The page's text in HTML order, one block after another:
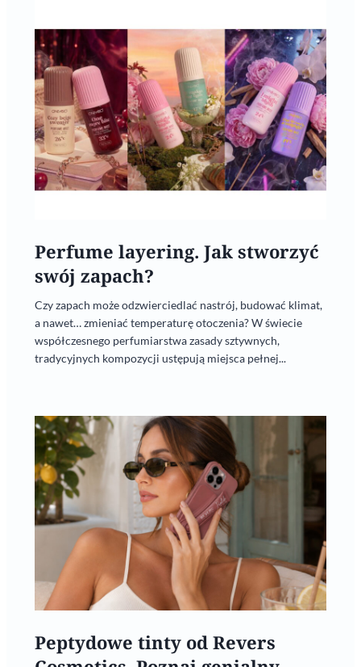
Perfume layering. Jak stworzyć
swój zapach?
Czy zapach może odzwierciedlać nastrój, budować klimat,
a nawet… zmieniać temperaturę otoczenia? W świecie
współczesnego perfumiarstwa zasady sztywnych,
tradycyjnych kompozycji ustępują miejsca pełnej...
Peptydowe tinty od Revers